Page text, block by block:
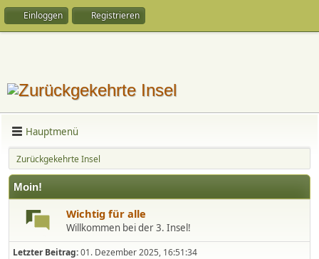
Einloggen Registrieren
Hauptmenü
Zurückgekehrte Insel
Moin!
Wichtig für alle
Willkommen bei der 3. Insel!
Letzter Beitrag:01. Dezember 2025, 16:51:34